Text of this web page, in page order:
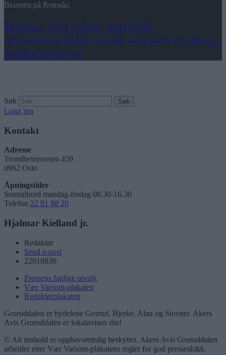
Brannen på Romsås:
Markus (25) vokste opp med
uthuset/eneboligen som nærmeste nabo: –
Veldig trist syn
Søk
Logg inn
Kontakt
Adresse
Trondheimsveien 459
0962 Oslo
Åpningstider
Sentralbord mandag-fredag 08.30-16.30
Telefon 22 91 88 20
Hjalmar Kielland jr.
Redaktør
Send e-post
22918830
Pressens faglige utvalg
Vær Varsom-plakaten
Redaktørplakaten
Groruddalen er bydelene Grorud, Bjerke, Alna og Stovner. Akers
Avis Groruddalen er lokalavisen din!
© Alt innhold er opphavsrettslig beskyttet. Akers Avis Groruddalen
arbeider etter Vær Varsom-plakatens regler for god presseskikk.